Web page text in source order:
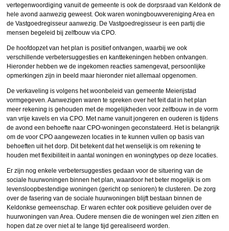
vertegenwoordiging vanuit de gemeente is ook de dorpsraad van Keldonk de
hele avond aanwezig geweest. Ook waren woningbouwvereniging Area en
de Vastgoedregisseur aanwezig. De Vastgoedregisseur is een partij die
mensen begeleid bij zelfbouw via CPO.
De hoofdopzet van het plan is positief ontvangen, waarbij we ook
verschillende verbetersuggesties en kanttekeningen hebben ontvangen.
Hieronder hebben we de ingekomen reacties samengevat, persoonlijke
opmerkingen zijn in beeld maar hieronder niet allemaal opgenomen.
De verkaveling is volgens het woonbeleid van gemeente Meierijstad
vormgegeven. Aanwezigen waren te spreken over het feit dat in het plan
meer rekening is gehouden met de mogelijkheden voor zelfbouw in de vorm
van vrije kavels en via CPO. Met name vanuit jongeren en ouderen is tijdens
de avond een behoefte naar CPO-woningen geconstateerd. Het is belangrijk
om de voor CPO aangewezen locaties in te kunnen vullen op basis van
behoeften uit het dorp. Dit betekent dat het wenselijk is om rekening te
houden met flexibiliteit in aantal woningen en woningtypes op deze locaties.
Er zijn nog enkele verbetersuggesties gedaan voor de situering van de
sociale huurwoningen binnen het plan, waardoor het beter mogelijk is om
levensloopbestendige woningen (gericht op senioren) te clusteren. De zorg
over de fasering van de sociale huurwoningen blijft bestaan binnen de
Keldonkse gemeenschap. Er waren echter ook positieve geluiden over de
huurwoningen van Area. Oudere mensen die de woningen wel zien zitten en
hopen dat ze over niet al te lange tijd gerealiseerd worden.